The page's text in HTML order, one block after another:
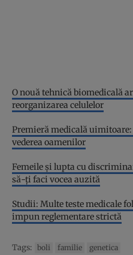
O nouă tehnică biomedicală
reorganizarea celulelor
Premieră medicală
vederea oamenilor
Femeile și lupta cu
să-ți faci vocea auzită
Studii: Multe teste medicale
impun reglementare strictă
Tags: boli familie genetica